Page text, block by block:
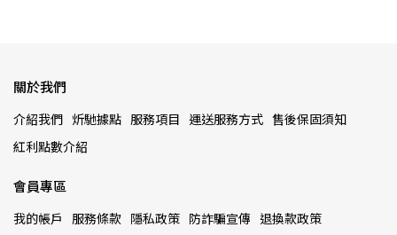
關於我們
介紹我們 炘馳據點 服務項目 運送服務方式 售後保固須知
紅利點數介紹
會員專區
我的帳戶 服務條款 隱私政策 防詐騙宣傳 退換款政策